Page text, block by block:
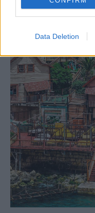
Data Deletion